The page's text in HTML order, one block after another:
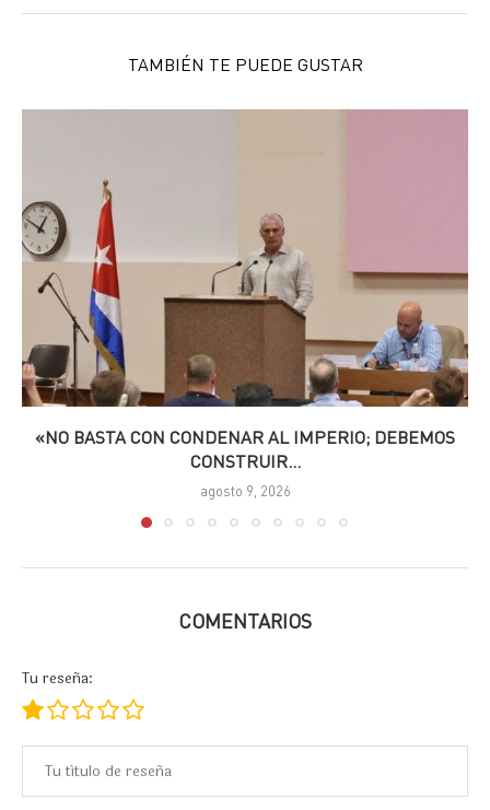
TAMBIÉN TE PUEDE GUSTAR
«NO BASTA CON CONDENAR AL IMPERIO; DEBEMOS
CONSTRUIR...
agosto 9, 2026
COMENTARIOS
Tu reseña: